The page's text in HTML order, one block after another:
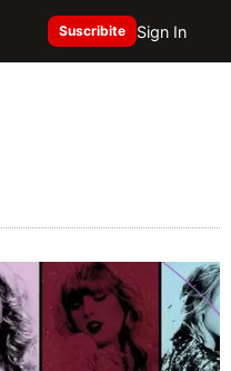
Suscribite Sign In